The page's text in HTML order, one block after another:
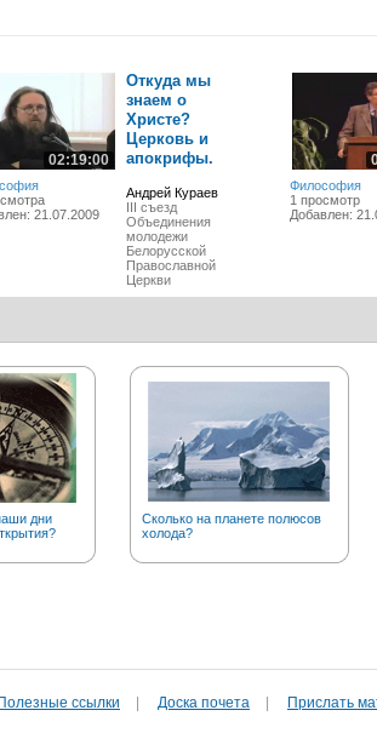
02:19:00
21.07.2009
Откуда мы
знаем о
Христе?
Церковь и
апокрифы.
Андрей Кураев
III съезд
Объединения
молодежи
Белорусской
Православной
Церкви
Философия
1 просмотр
Добавлен:
дни
Сколько на планете полюсов
холода?
Полезные cсылки Доска почета Прислать